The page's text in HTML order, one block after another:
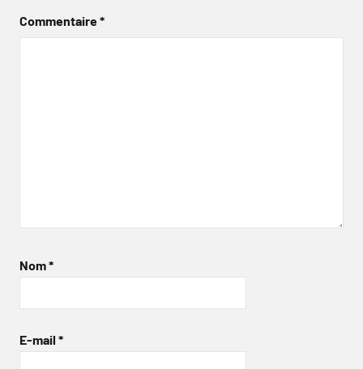
Commentaire*
Nom*
E-mail *